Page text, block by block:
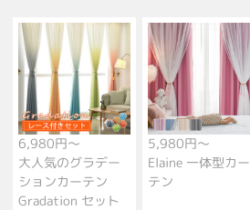
6,980円～
大人気のグラデー
ションカーテン
Gradation セット
5,980円～
Elaine 一体型カー
テン